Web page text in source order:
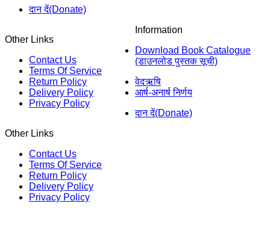
दान दें(Donate)
Other Links
Contact Us
Terms Of Service
Return Policy
Delivery Policy
Privacy Policy
Information
Download Book Catalogue
(डाउनलोड पुस्तक सूची)
वेदऋषि
आर्ष-अनार्ष निर्णय
दान दें(Donate)
Other Links
Contact Us
Terms Of Service
Return Policy
Delivery Policy
Privacy Policy